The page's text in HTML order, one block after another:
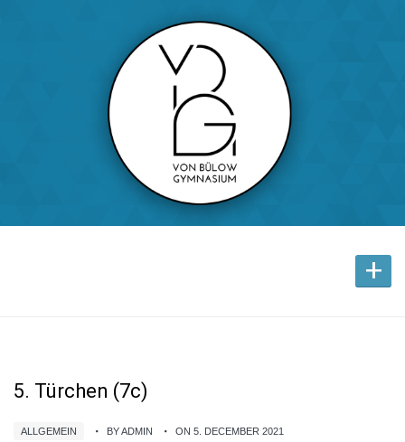
+
5. Türchen (7c)
ALLGEMEIN BY ADMIN ON 5. DECEMBER 2021